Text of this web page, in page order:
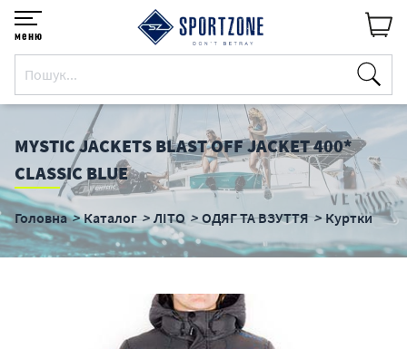
меню
MYSTIC JACKETS BLAST OFF JACKET 400*
CLASSIC BLUE
Головна Каталог ЛІТО ОДЯГ ТА ВЗУТТЯ Куртки